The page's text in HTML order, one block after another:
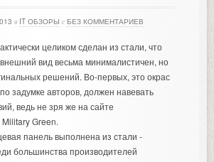
в IT ОБЗОРЫ с БЕЗ КОММЕНТАРИЕВ
целиком сделан из стали, что
вид весьма минималистичен, но
решений. Во-первых, это окрас
задумке авторов, должен навевать
ведь не зря же на сайте
Green.
панель выполнена из стали -
большинства производителей